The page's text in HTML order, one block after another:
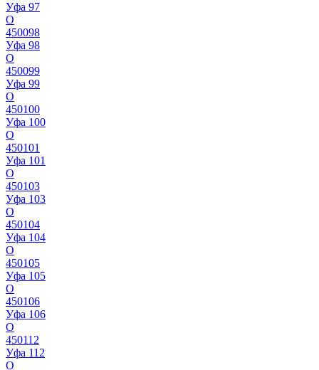
Уфа 97
О
450098
Уфа 98
О
450099
Уфа 99
О
450100
Уфа 100
О
450101
Уфа 101
О
450103
Уфа 103
О
450104
Уфа 104
О
450105
Уфа 105
О
450106
Уфа 106
О
450112
Уфа 112
О